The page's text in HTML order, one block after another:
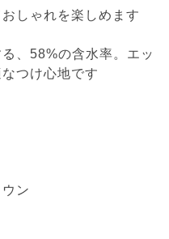
しゃれを楽しめます
、58%の含水率。エッ
つけ心地です
ン